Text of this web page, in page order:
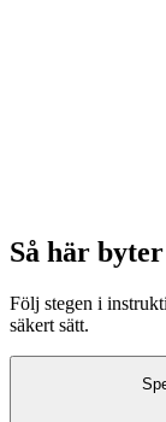
Så här
Följ stegen i
säkert sätt.